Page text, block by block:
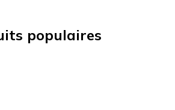
populaires